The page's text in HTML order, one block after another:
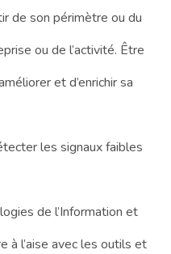
de son périmètre ou du
ou de l’activité. Être
et d’enrichir sa
les signaux faibles
de l’Information et
à l’aise avec les outils et